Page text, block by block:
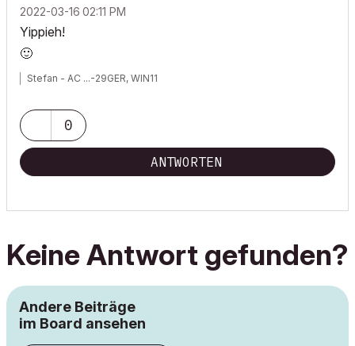
‎2022-03-16 02:11 PM
Yippieh!
🙂
Stefan - AC ...-29GER, WIN11
0
ANTWORTEN
Keine Antwort gefunden?
Andere Beiträge
im Board ansehen